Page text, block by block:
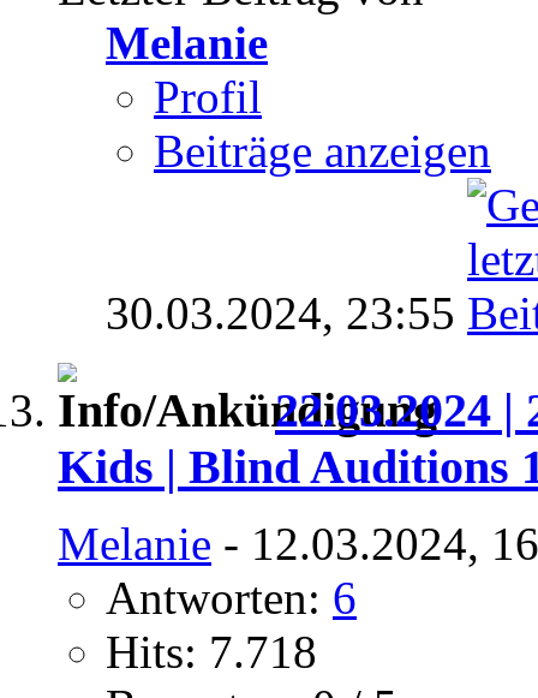
Melanie
Profil
Beiträge anzeigen
30.03.2024, 23:55
22.03.2024 |
Kids | Blind Auditions
Melanie - 12.03.2024,
Antworten: 6
Hits: 7.718